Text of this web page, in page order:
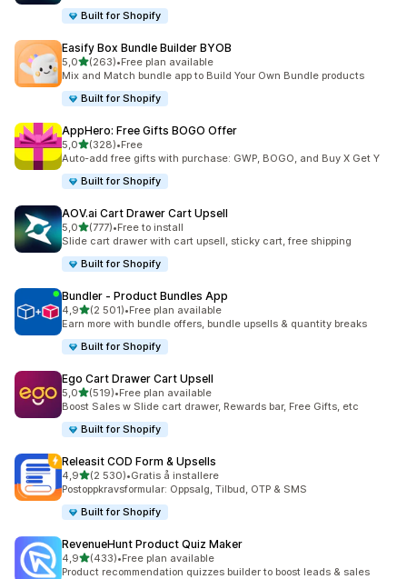
Built for Shopify
Easify Box Bundle Builder BYOB
5,0av 5 stjerner
(263)
Totalt 263 omtaler
•Free plan available
Mix and Match bundle app to Build Your Own Bundle products
Built for Shopify
AppHero: Free Gifts BOGO Offer
5,0av 5 stjerner
(328)
Totalt 328 omtaler
•Free
Auto-add free gifts with purchase: GWP, BOGO, and Buy X Get Y
Built for Shopify
AOV.ai Cart Drawer Cart Upsell
5,0av 5 stjerner
(777)
Totalt 777 omtaler
•Free to install
Slide cart drawer with cart upsell, sticky cart, free shipping
Built for Shopify
Bundler ‑ Product Bundles App
4,9av 5 stjerner
(2 501)
Totalt 2501 omtaler
•Free plan available
Earn more with bundle offers, bundle upsells & quantity breaks
Built for Shopify
Ego Cart Drawer Cart Upsell
5,0av 5 stjerner
(519)
Totalt 519 omtaler
•Free plan available
Boost Sales w Slide cart drawer, Rewards bar, Free Gifts, etc
Built for Shopify
Releasit COD Form & Upsells
4,9av 5 stjerner
(2 530)
Totalt 2530 omtaler
•Gratis å installere
Postoppkravsformular: Oppsalg, Tilbud, OTP & SMS
Built for Shopify
RevenueHunt Product Quiz Maker
4,9av 5 stjerner
(433)
Totalt 433 omtaler
•Free plan available
Product recommendation quizzes builder to boost leads & sales